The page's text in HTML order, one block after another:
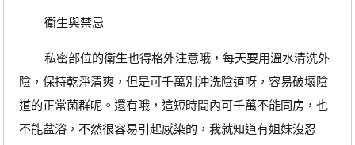
衛生與禁忌
私密部位的衛生也得格外注意哦，每天要用溫水清洗外
陰，保持乾淨清爽，但是可千萬別沖洗陰道呀，容易破壞陰
道的正常菌群呢。還有哦，這短時間內可千萬不能同房，也
不能盆浴，不然很容易引起感染的，我就知道有姐妹沒忍